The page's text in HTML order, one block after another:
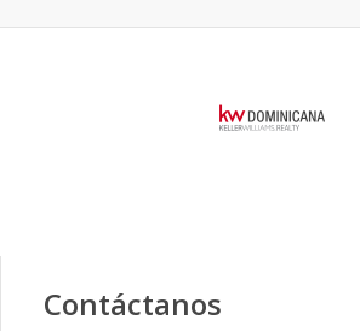
Contáctanos